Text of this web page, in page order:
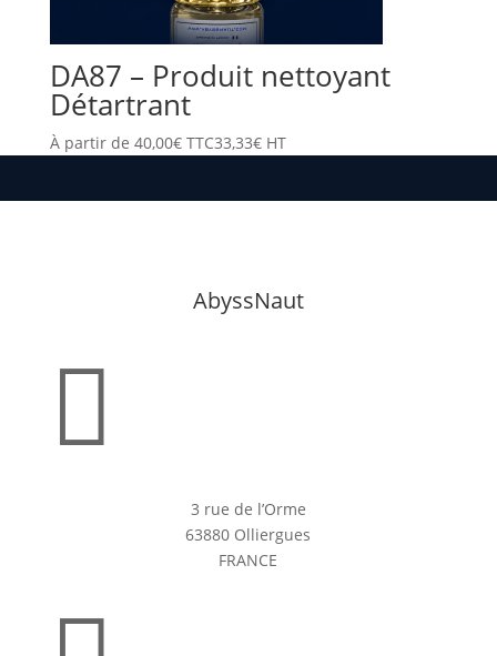
DA87 – Produit nettoyant
Détartrant
À partir de 40,00€TTC33,33€HT
AbyssNaut

3 rue de l’Orme
63880 Olliergues
FRANCE